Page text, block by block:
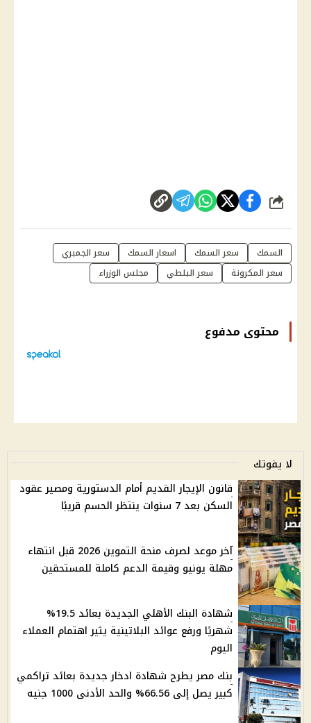
شارك
السمك سعر السمك اسعار السمك
سعر الجمبري
سعر المكرونة
سعر البلطي مجلس الوزراء
محتوى مدفوع
لا يفوتك
قانون الإيجار القديم أمام الدستورية ومصير عقود
السكن بعد 7 سنوات ينتظر الحسم قريبًا
آخر موعد لصرف منحة التموين 2026 قبل انتهاء
مهلة يونيو وقيمة الدعم كاملة للمستحقين
شهادة البنك الأهلي الجديدة بعائد 19.5%
شهريًا ورفع عوائد البلاتينية يثير اهتمام العملاء
اليوم
بنك مصر يطرح شهادة ادخار جديدة بعائد تراكمي
كبير يصل إلى 66.56% والحد الأدنى 1000 جنيه